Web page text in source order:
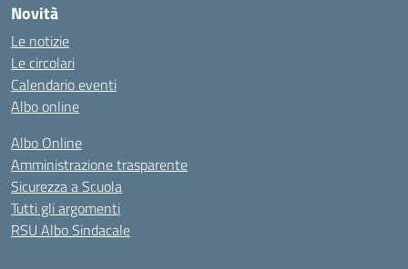
Novità
Le notizie
Le circolari
Calendario eventi
Albo online
Albo Online
Amministrazione trasparente
Sicurezza a Scuola
Tutti gli argomenti
RSU Albo Sindacale